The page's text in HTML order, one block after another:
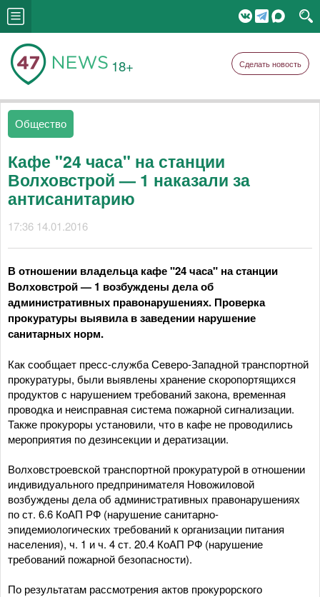
18+ Сделать новость
Общество
Кафе "24 часа" на станции
Волховстрой — 1 наказали за
антисанитарию
17:36 14.01.2016
В отношении владельца кафе "24 часа" на станции
Волховстрой — 1 возбуждены дела об
административных правонарушениях. Проверка
прокуратуры выявила в заведении нарушение
санитарных норм.
Как сообщает пресс-служба Северо-Западной транспортной
прокуратуры, были выявлены хранение скоропортящихся
продуктов с нарушением требований закона, временная
проводка и неисправная система пожарной сигнализации.
Также прокуроры установили, что в кафе не проводились
мероприятия по дезинсекции и дератизации.
Волховстроевской транспортной прокуратурой в отношении
индивидуального предпринимателя Новожиловой
возбуждены дела об административных правонарушениях
по ст. 6.6 КоАП РФ (нарушение санитарно-
эпидемиологических требований к организации питания
населения), ч. 1 и ч. 4 ст. 20.4 КоАП РФ (нарушение
требований пожарной безопасности).
По результатам рассмотрения актов прокурорского